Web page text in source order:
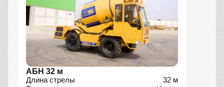
АБН 32 м
Длина стрелы
32 м